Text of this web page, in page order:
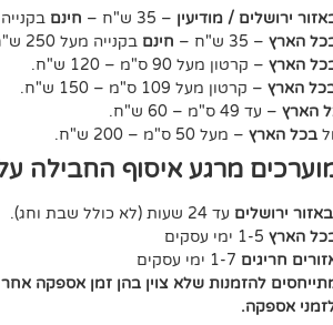
ירושלים / מודיעין – 35 ש"ח – חינם בקנייה
הארץ – 35 ש"ח – חינם בקנייה מעל 250 ש"ח – על כל 24 ק"ג.
הארץ – קרטון מעל 90 ס"מ – 120 ש"ח.
הארץ – קרטון מעל 109 ס"מ – 150 ש"ח.
הארץ – עד 49 ס"מ – 60 ש"ח.
בכל הארץ – מעל 50 ס"מ – 200 ש"ח.
מרגע איסוף החבילה
באזור ירושלים עד 24 שעות (לא כולל שבת וחג).
הארץ
חריגים
להזמנות שלא צוין בהן זמן אספקה אחר
אספקה.